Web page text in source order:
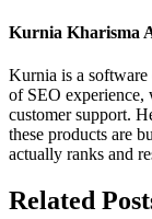
Kurnia Kharisma
Kurnia is a
of SEO experience,
customer support.
these products are
actually ranks and
Related